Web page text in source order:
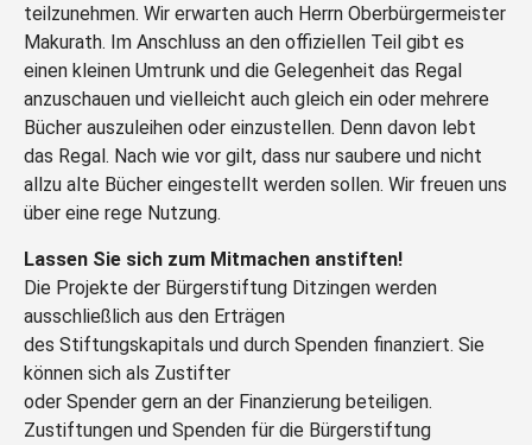
teilzunehmen. Wir erwarten auch Herrn Oberbürgermeister
Makurath. Im Anschluss an den offiziellen Teil gibt es
einen kleinen Umtrunk und die Gelegenheit das Regal
anzuschauen und vielleicht auch gleich ein oder mehrere
Bücher auszuleihen oder einzustellen. Denn davon lebt
das Regal. Nach wie vor gilt, dass nur saubere und nicht
allzu alte Bücher eingestellt werden sollen. Wir freuen uns
über eine rege Nutzung.
Lassen Sie sich zum Mitmachen anstiften!
Die Projekte der Bürgerstiftung Ditzingen werden
ausschließlich aus den Erträgen
des Stiftungskapitals und durch Spenden finanziert. Sie
können sich als Zustifter
oder Spender gern an der Finanzierung beteiligen.
Zustiftungen und Spenden für die Bürgerstiftung